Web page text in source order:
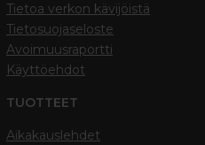
Tietoa verkon kävijöistä
Tietosuojaseloste
Avoimuusraportti
Käyttöehdot
TUOTTEET
Aikakauslehdet